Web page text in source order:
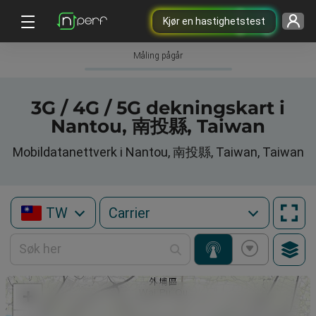
Kjør en hastighetstest
Måling pågår
3G / 4G / 5G dekningskart i
Nantou, 南投縣, Taiwan
Mobildatanettverk i Nantou, 南投縣, Taiwan, Taiwan
TW